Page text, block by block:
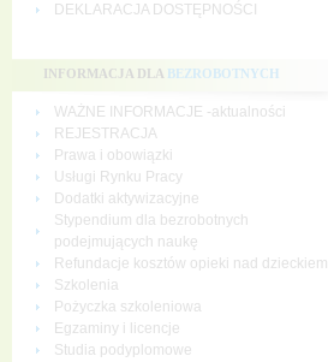
DEKLARACJA DOSTĘPNOŚCI
INFORMACJA DLA BEZROBOTNYCH
WAŻNE INFORMACJE -aktualności
REJESTRACJA
Prawa i obowiązki
Usługi Rynku Pracy
Dodatki aktywizacyjne
Stypendium dla bezrobotnych
podejmujących naukę
Refundacje kosztów opieki nad dzieckiem
Szkolenia
Pożyczka szkoleniowa
Egzaminy i licencje
Studia podyplomowe